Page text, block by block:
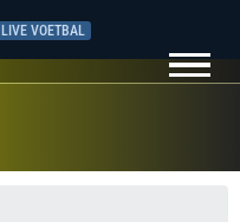
LIVE VOETBAL